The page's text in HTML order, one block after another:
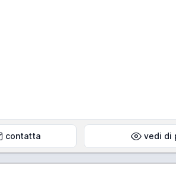
contatta vedi di